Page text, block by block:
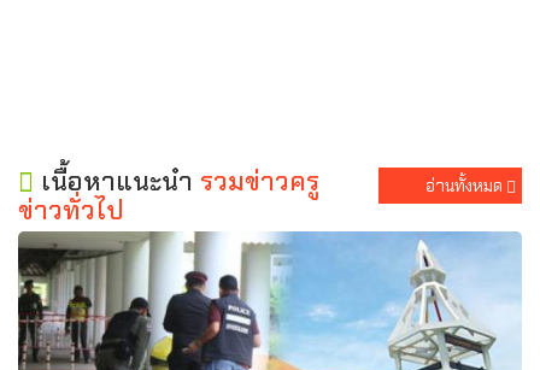
เนื้อหาแนะนำ รวมข่าวครู
ข่าวทั่วไป
อ่านทั้งหมด